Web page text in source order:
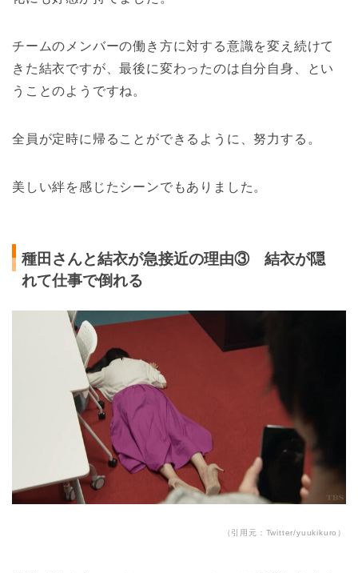
チームのメンバーの働き方に対する意識を変え続けて
きた結衣ですが、最後に変わったのは自分自身、とい
うことのようですね。
全員が定時に帰ることができるように、努力する。
美しい絆を感じたシーンでもありました。
種田さんと結衣が急接近の理由③ 結衣が隠
れて仕事で倒れる
（引用元：Twitter/yuukikuro）